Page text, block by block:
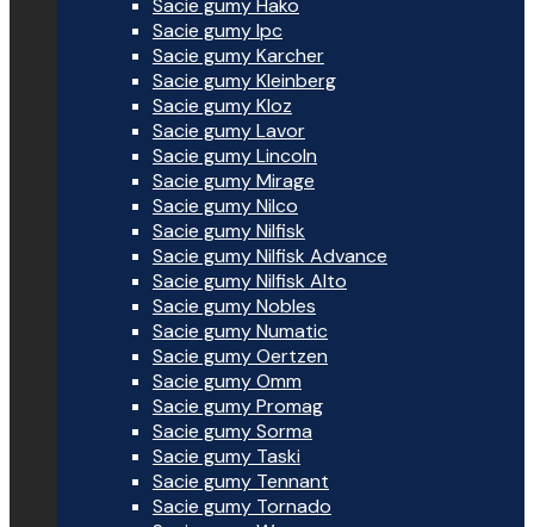
Sacie gumy Hako
Sacie gumy Ipc
Sacie gumy Karcher
Sacie gumy Kleinberg
Sacie gumy Kloz
Sacie gumy Lavor
Sacie gumy Lincoln
Sacie gumy Mirage
Sacie gumy Nilco
Sacie gumy Nilfisk
Sacie gumy Nilfisk Advance
Sacie gumy Nilfisk Alto
Sacie gumy Nobles
Sacie gumy Numatic
Sacie gumy Oertzen
Sacie gumy Omm
Sacie gumy Promag
Sacie gumy Sorma
Sacie gumy Taski
Sacie gumy Tennant
Sacie gumy Tornado